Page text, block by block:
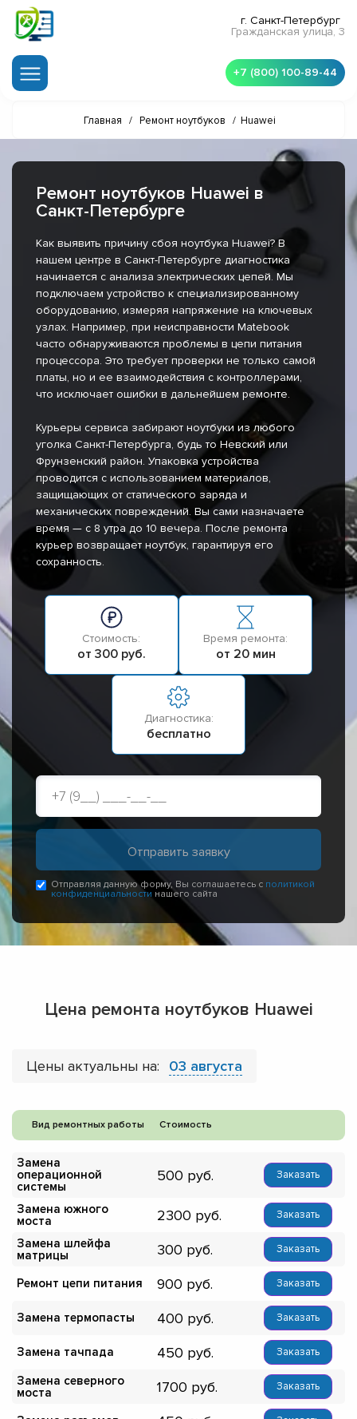
г. Санкт-Петербург
Гражданская улица, 3
+7 (800) 100-89-44
Главная / Ремонт ноутбуков / Huawei
Ремонт ноутбуков Huawei в
Санкт-Петербурге
Как выявить причину сбоя ноутбука Huawei? В
нашем центре в Санкт-Петербурге диагностика
начинается с анализа электрических цепей. Мы
подключаем устройство к специализированному
оборудованию, измеряя напряжение на ключевых
узлах. Например, при неисправности Matebook
часто обнаруживаются проблемы в цепи питания
процессора. Это требует проверки не только самой
платы, но и ее взаимодействия с контроллерами,
что исключает ошибки в дальнейшем ремонте.
Курьеры сервиса забирают ноутбуки из любого
уголка Санкт-Петербурга, будь то Невский или
Фрунзенский район. Упаковка устройства
проводится с использованием материалов,
защищающих от статического заряда и
механических повреждений. Вы сами назначаете
время — с 8 утра до 10 вечера. После ремонта
курьер возвращает ноутбук, гарантируя его
сохранность.
Стоимость:
от 300 руб.
Время ремонта:
от 20 мин
Диагностика:
бесплатно
Отправляя данную форму, Вы соглашаетесь с политикой
конфиденциальности нашего сайта
Цена ремонта ноутбуков Huawei
Цены актуальны на: 03 августа
Вид ремонтных работы Стоимость
Замена
операционной
системы
500 Заказать
Замена южного
моста
2300 Заказать
Замена шлейфа
матрицы
300 Заказать
Ремонт цепи питания 900 Заказать
Замена термопасты 400 Заказать
Замена тачпада 450 Заказать
Замена северного
моста
1700 Заказать